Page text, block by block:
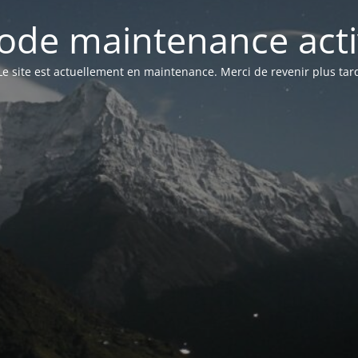
maintenance
site est actuellement en maintenance. Merci de revenir plus